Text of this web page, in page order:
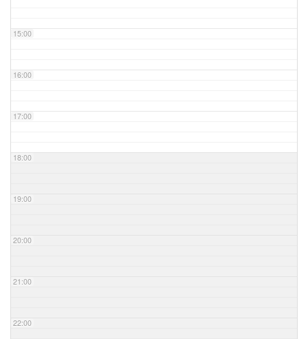
15:00
16:00
17:00
18:00
19:00
20:00
21:00
22:00